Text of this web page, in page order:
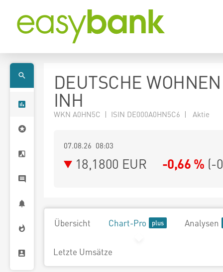
DEUTSCHE
INH
WKN A0HN5C | ISIN DE000A0HN5C6 | Aktie
07.08.26 08:03
18,1800 EUR -0,66 % (-
Übersicht Chart-Pro Analysen
Letzte Umsätze